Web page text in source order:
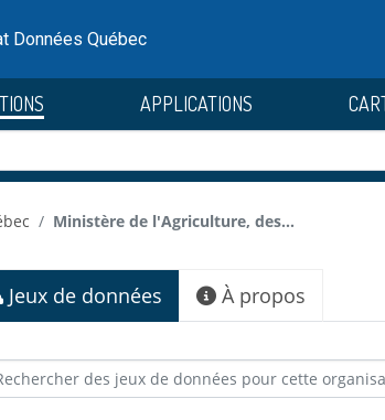
Données Québec
APPLICATIONS
Ministère de l'Agriculture, des...
Jeux de données À propos